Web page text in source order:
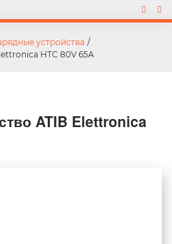
устройства /
HTC 80V 65A
ATIB Elettronica